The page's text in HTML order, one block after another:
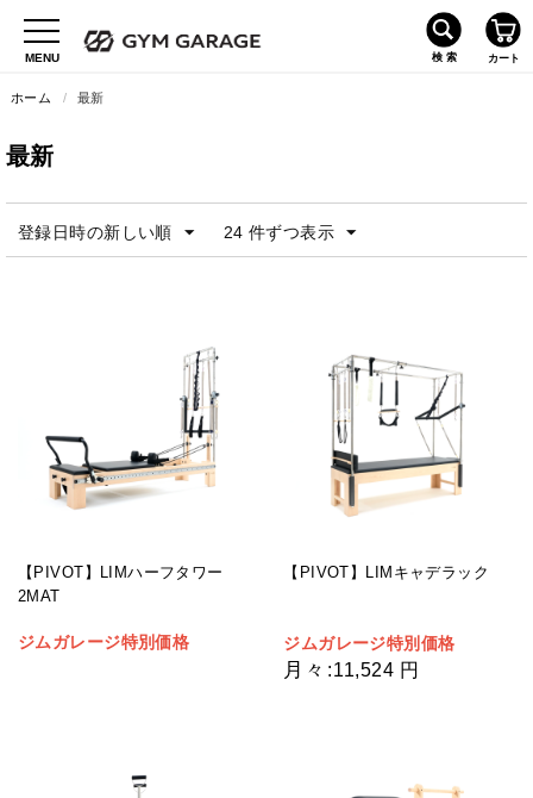
ホーム / 最新
最新
登録日時の新しい順 24 件ずつ表示
【PIVOT】LIMハーフタワー
2MAT
ジムガレージ特別価格
【PIVOT】LIMキャデラック
ジムガレージ特別価格
月々 :11,524 円